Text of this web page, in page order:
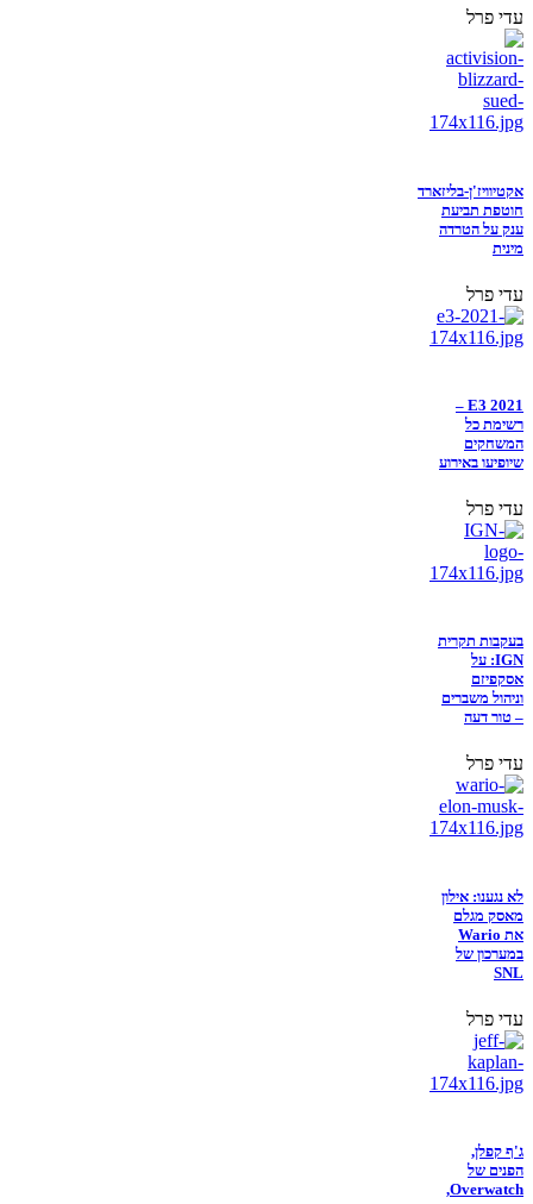
עדי פרל
אקטיוויז'ן-בליזארד
חוטפת תביעת
ענק על הטרדה
מינית
עדי פרל
E3 2021 –
רשימת כל
המשחקים
שיופיעו באירוע
עדי פרל
בעקבות תקרית
IGN: על
אסקפיזם
וניהול משברים
– טור דעה
עדי פרל
לא נגענו: אילון
מאסק מגלם
את Wario
במערכון של
SNL
עדי פרל
ג'ף קפלן,
הפנים של
Overwatch,